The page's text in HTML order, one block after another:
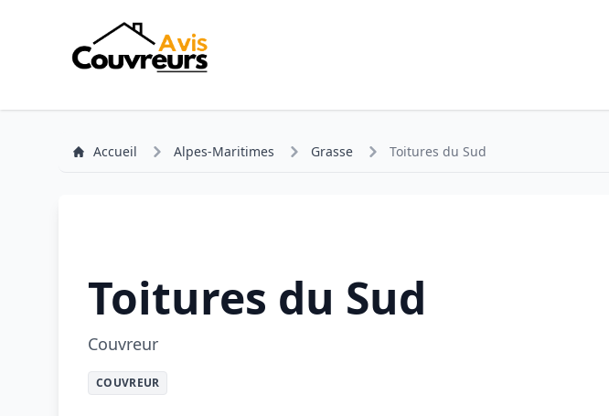
Accueil Alpes-Maritimes Grasse Toitures du Sud
Toitures du Sud
Couvreur
COUVREUR